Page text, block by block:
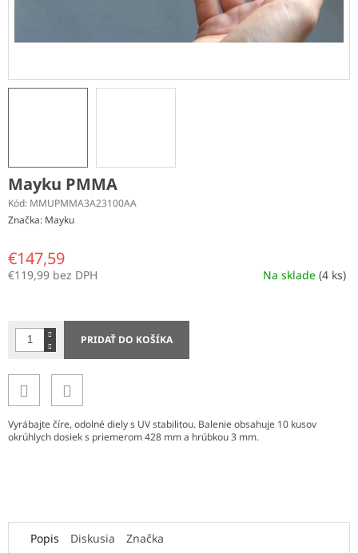
Mayku PMMA
Kód: MMUPMMA3A23100AA
Značka: Mayku
€147,59
€119,99 bez DPH
Na sklade(4 ks)
PRIDAŤ DO KOŠÍKA
Vyrábajte číre, odolné diely s UV stabilitou. Balenie obsahuje 10 kusov
okrúhlych dosiek s priemerom 428 mm a hrúbkou 3 mm.
Popis Diskusia Značka